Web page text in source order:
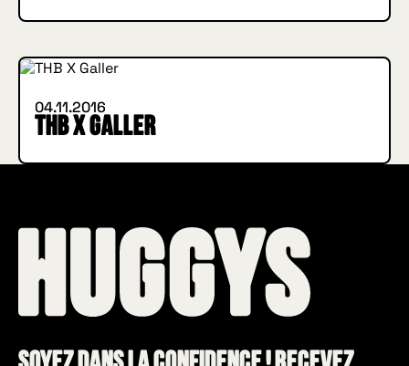
04.11.2016
THB X Galler